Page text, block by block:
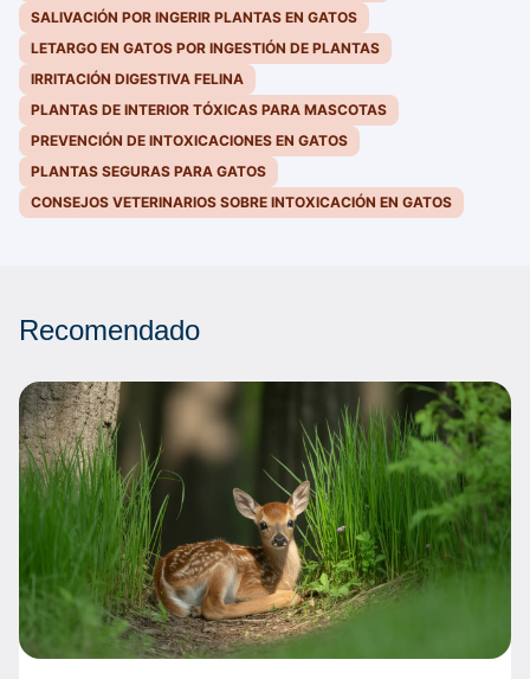
SALIVACIÓN POR INGERIR PLANTAS EN GATOS
LETARGO EN GATOS POR INGESTIÓN DE PLANTAS
IRRITACIÓN DIGESTIVA FELINA
PLANTAS DE INTERIOR TÓXICAS PARA MASCOTAS
PREVENCIÓN DE INTOXICACIONES EN GATOS
PLANTAS SEGURAS PARA GATOS
CONSEJOS VETERINARIOS SOBRE INTOXICACIÓN EN GATOS
Recomendado